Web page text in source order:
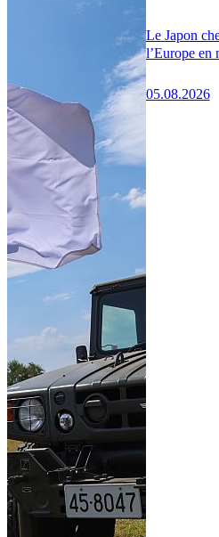
Le Japon
l’Europe en
05.08.2026